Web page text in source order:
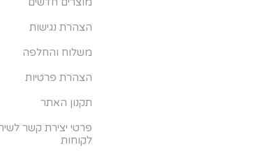
הצהרת נגישות
משלוח והחלפה
הצהרת פרטיות
תקנון האתר
פרטי יצירת קשר
לקוחות